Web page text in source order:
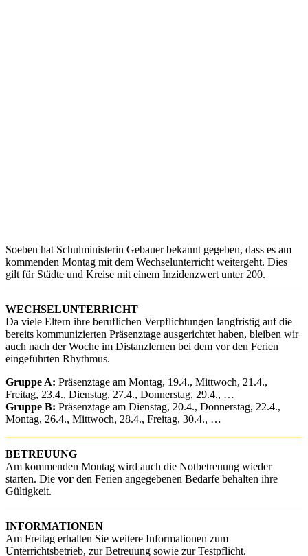
Soeben hat Schulministerin Gebauer bekannt gegeben, dass es am
kommenden Montag mit dem Wechselunterricht weitergeht. Dies
gilt für Städte und Kreise mit einem Inzidenzwert unter 200.
WECHSELUNTERRICHT
Da viele Eltern ihre beruflichen Verpflichtungen langfristig auf die
bereits kommunizierten Präsenztage ausgerichtet haben, bleiben wir
auch nach der Woche im Distanzlernen bei dem vor den Ferien
eingeführten Rhythmus.
Gruppe A: Präsenztage am Montag, 19.4., Mittwoch, 21.4.,
Freitag, 23.4., Dienstag, 27.4., Donnerstag, 29.4., …
Gruppe B: Präsenztage am Dienstag, 20.4., Donnerstag, 22.4.,
Montag, 26.4., Mittwoch, 28.4., Freitag, 30.4., …
BETREUUNG
Am kommenden Montag wird auch die Notbetreuung wieder
starten. Die vor den Ferien angegebenen Bedarfe behalten ihre
Gültigkeit.
​INFORMATIONEN
Am Freitag erhalten Sie weitere Informationen zum
Unterrichtsbetrieb, zur Betreuung sowie zur Testpflicht.